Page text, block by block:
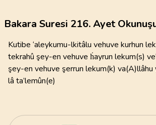
Bakara Suresi 216. Ayet
Kutibe ‘aleykumu-lkitâlu vehuve kurhun
tekrahû şey-en vehuve ḣayrun lekum(s)
şey-en vehuve şerrun lekum(k) va(A)llâhu
lâ ta’lemûn(e)